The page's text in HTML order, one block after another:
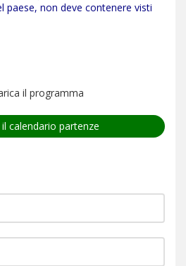
paese, non deve contenere visti
il programma
calendario partenze